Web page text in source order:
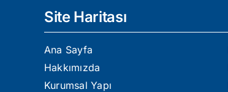
Site Haritası
Ana Sayfa
Hakkımızda
Kurumsal Yapı